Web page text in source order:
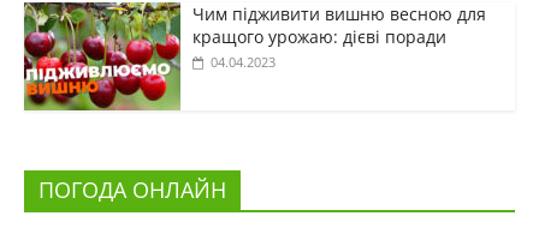
Чим підживити вишню весною для
кращого урожаю: дієві поради
04.04.2023
ПОГОДА ОНЛАЙН